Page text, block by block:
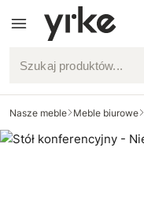
Szukaj produktów...
Nasze meble Meble biurowe